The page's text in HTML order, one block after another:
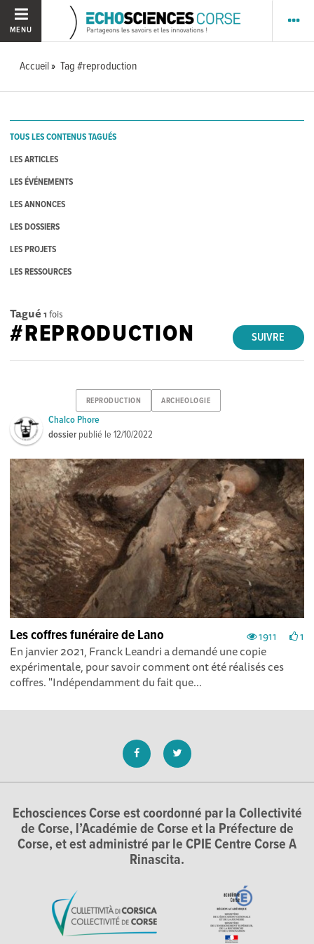
MENU
Accueil Tag #reproduction
TOUS LES CONTENUS TAGUÉS
LES ARTICLES
LES ÉVÉNEMENTS
LES ANNONCES
LES DOSSIERS
LES PROJETS
LES RESSOURCES
Tagué 1 fois
SUIVRE
#REPRODUCTION
REPRODUCTION ARCHEOLOGIE
Chalco Phore
dossier publié le12/10/2022
1911 1
Les coffres funéraire de Lano
En janvier 2021, Franck Leandri a demandé une copie
expérimentale, pour savoir comment ont été réalisés ces
coffres. "Indépendamment du fait que...
Echosciences Corse est coordonné par la Collectivité
de Corse, l’Académie de Corse et la Préfecture de
Corse, et est administré par le CPIE Centre Corse A
Rinascita.